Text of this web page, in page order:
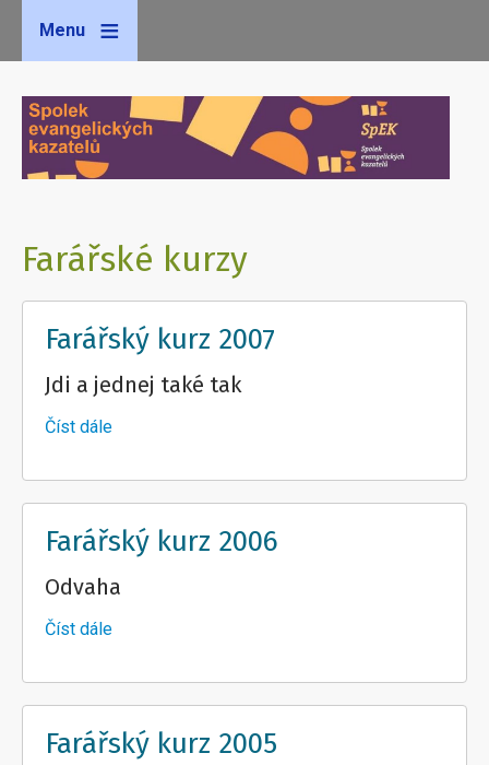
Menu
Farářské kurzy
Farářský kurz 2007
Jdi a jednej také tak
Číst dále
kurz
2007
Farářský kurz 2006
Odvaha
Číst dále
kurz
2006
Farářský kurz 2005